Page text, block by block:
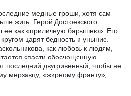
медные гроши, хотя сам
жить. Герой Достоевского
ее как «приличную барышню». Его
царят бедность и уныние.
как любовь к людям,
спасти обесчещенную
последний двугривенный, чтобы не
мерзавцу, «жирному франту»,